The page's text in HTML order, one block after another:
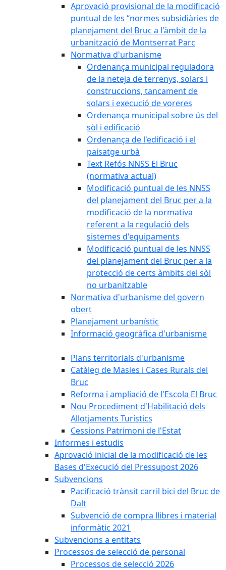
Aprovació provisional de la modificació
puntual de les “normes subsidiàries de
planejament del Bruc a l'àmbit de la
urbanització de Montserrat Parc
Normativa d'urbanisme
Ordenança municipal reguladora
de la neteja de terrenys, solars i
construccions, tancament de
solars i execució de voreres
Ordenança municipal sobre ús del
sòl i edificació
Ordenança de l'edificació i el
paisatge urbà
Text Refós NNSS El Bruc
(normativa actual)
Modificació puntual de les NNSS
del planejament del Bruc per a la
modificació de la normativa
referent a la regulació dels
sistemes d'equipaments
Modificació puntual de les NNSS
del planejament del Bruc per a la
protecció de certs àmbits del sòl
no urbanitzable
Normativa d'urbanisme del govern
obert
Planejament urbanístic
Informació geogràfica d'urbanisme
Plans territorials d'urbanisme
Catàleg de Masies i Cases Rurals del
Bruc
Reforma i ampliació de l'Escola El Bruc
Nou Procediment d'Habilitació dels
Allotjaments Turístics
Cessions Patrimoni de l'Estat
Informes i estudis
Aprovació inicial de la modificació de les
Bases d'Execució del Pressupost 2026
Subvencions
Pacificació trànsit carril bici del Bruc de
Dalt
Subvenció de compra llibres i material
informàtic 2021
Subvencions a entitats
Processos de selecció de personal
Processos de selecció 2026